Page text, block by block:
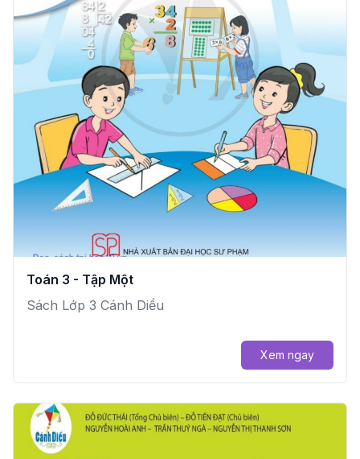
Toán 3 - Tập Một
Sách Lớp 3 Cánh Diều
Xem ngay